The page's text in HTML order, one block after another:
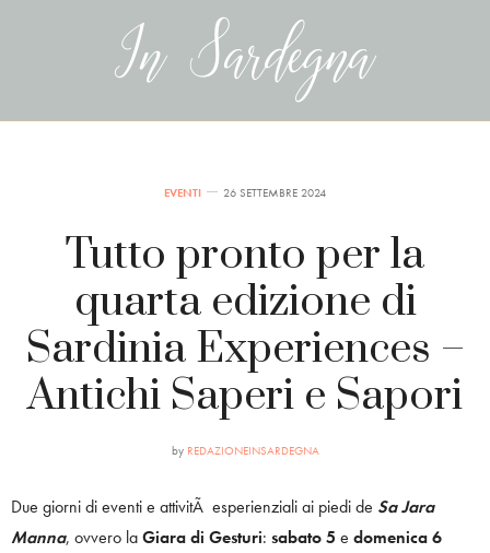
EVENTI 26 SETTEMBRE 2024
Tutto pronto per la
quarta edizione di
Sardinia Experiences –
Antichi Saperi e Sapori
by REDAZIONEINSARDEGNA
Due giorni di eventi e attivitÃ esperienziali ai piedi de Sa Jara
Manna, ovvero laGiara di Gesturi: sabato 5 e domenica 6